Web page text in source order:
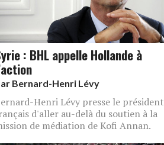
: BHL appelle Hollande à
Bernard-Henri Lévy
Henri Lévy presse le président
d'aller au-delà du soutien à la
de médiation de Kofi Annan.